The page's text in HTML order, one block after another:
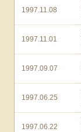
1997.11.08
1997.11.01
1997.09.07
1997.06.25
1997.06.22